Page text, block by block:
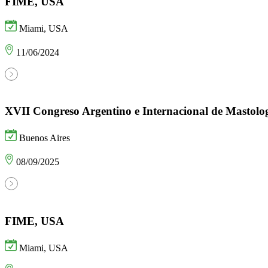
Miami, USA
11/06/2024
XVII Congreso Argentino e Internacional de
Buenos Aires
08/09/2025
FIME, USA
Miami, USA